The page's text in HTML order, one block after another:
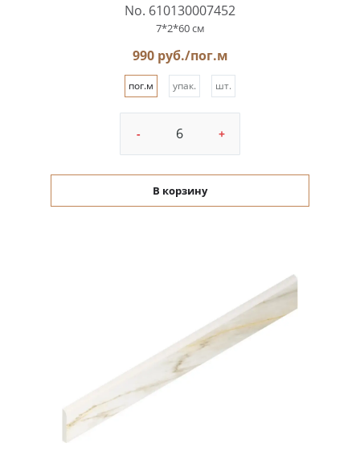
No. 610130007452
7*2*60 см
990 руб./пог.м
пог.м упак. шт.
- +
В корзину